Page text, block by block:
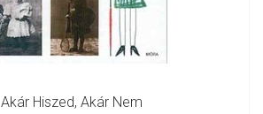
Akár Hiszed, Akár Nem